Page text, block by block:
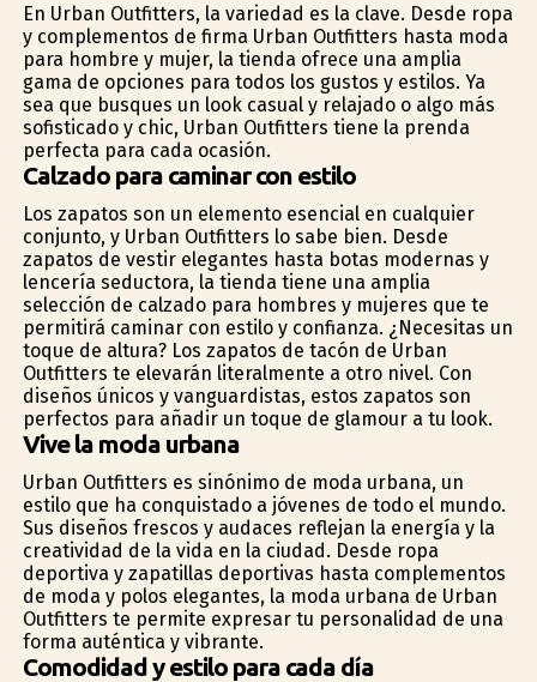
En Urban Outfitters, la variedad es la clave. Desde ropa
y complementos de firma Urban Outfitters hasta moda
para hombre y mujer, la tienda ofrece una amplia
gama de opciones para todos los gustos y estilos. Ya
sea que busques un look casual y relajado o algo más
sofisticado y chic, Urban Outfitters tiene la prenda
perfecta para cada ocasión.
Calzado para caminar con estilo
Los zapatos son un elemento esencial en cualquier
conjunto, y Urban Outfitters lo sabe bien. Desde
zapatos de vestir elegantes hasta botas modernas y
lencería seductora, la tienda tiene una amplia
selección de calzado para hombres y mujeres que te
permitirá caminar con estilo y confianza. ¿Necesitas un
toque de altura? Los zapatos de tacón de Urban
Outfitters te elevarán literalmente a otro nivel. Con
diseños únicos y vanguardistas, estos zapatos son
perfectos para añadir un toque de glamour a tu look.
Vive la moda urbana
Urban Outfitters es sinónimo de moda urbana, un
estilo que ha conquistado a jóvenes de todo el mundo.
Sus diseños frescos y audaces reflejan la energía y la
creatividad de la vida en la ciudad. Desde ropa
deportiva y zapatillas deportivas hasta complementos
de moda y polos elegantes, la moda urbana de Urban
Outfitters te permite expresar tu personalidad de una
forma auténtica y vibrante.
Comodidad y estilo para cada día